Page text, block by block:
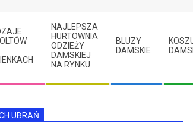
NAJLEPSZA
HURTOWNIA
ODZIEŻY
DAMSKIEJ
NA RYNKU
BLUZY
DAMSKIE
UBRAŃ